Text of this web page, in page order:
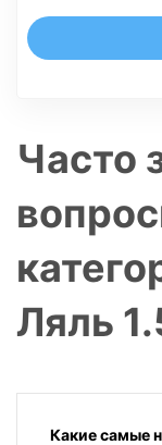
Часто
Ляль
Какие самые